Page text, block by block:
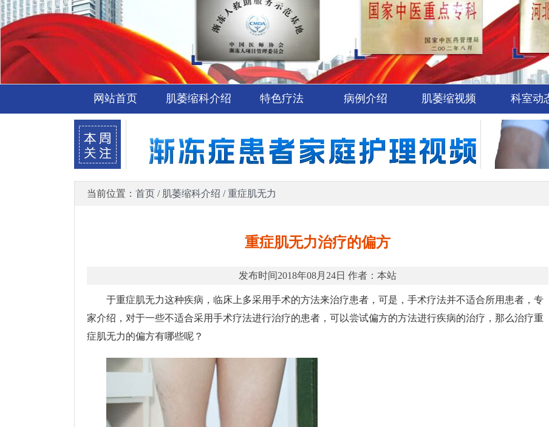
网站首页 肌萎缩科介绍 特色疗法 病例介绍 肌萎缩视频 科室动
当前位置： 首页 / 肌萎缩科介绍 /重症肌无力
重症肌无力治疗的偏方
发布时间2018年08月24日 作者：本站
于重症肌无力这种疾病，临床上多采用手术的方法来治疗患者，可是，手术疗法并不适合所用患者，专
家介绍，对于一些不适合采用手术疗法进行治疗的患者，可以尝试偏方的方法进行疾病的治疗，那么治疗重
症肌无力的偏方有哪些呢？